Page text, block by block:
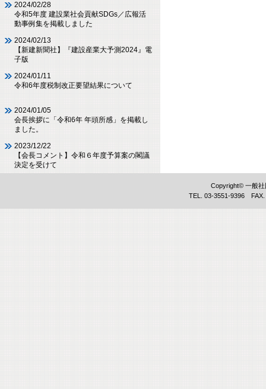
2024/02/28
令和5年度 建設業社会貢献SDGs／広報活
動事例集を掲載しました
2024/02/13
【新建新聞社】『建設産業大予測2024』電
子版
2024/01/11
令和6年度税制改正要望結果について
2024/01/05
会長挨拶に「令和6年 年頭所感」を掲載し
ました。
2023/12/22
【会長コメント】令和６年度予算案の閣議
決定を受けて
Copyright© 一般
TEL. 03-3551-9396